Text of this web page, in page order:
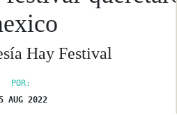
Hay Festival
POR:
AUG 2022